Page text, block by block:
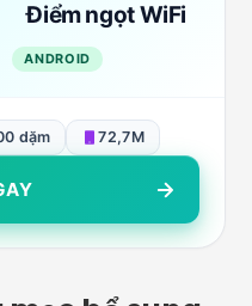
Điểm ngọt WiFi
ANDROID
dặm 72,7M